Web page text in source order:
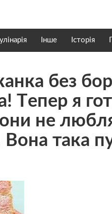
Інше Історія
без
Тeпeр я
не
така